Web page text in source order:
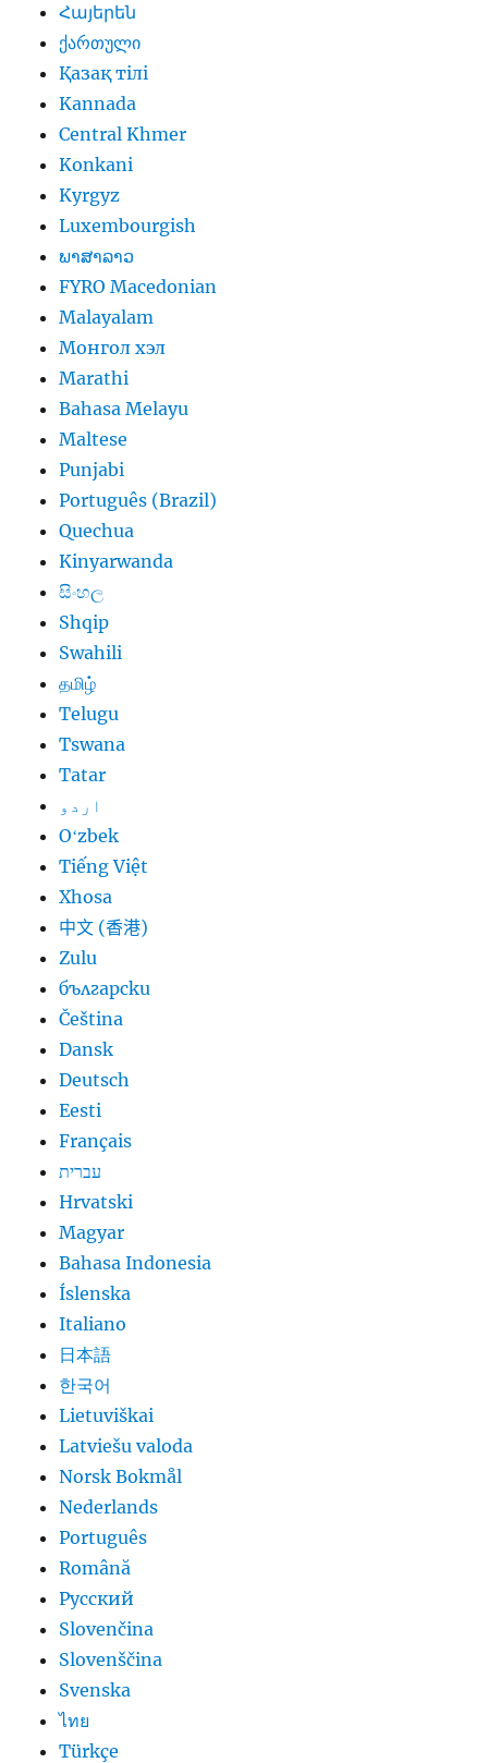
Հայերեն
ქართული
Қазақ тілі
Kannada
Central Khmer
Konkani
Kyrgyz
Luxembourgish
ພາສາລາວ
FYRO Macedonian
Malayalam
Монгол хэл
Marathi
Bahasa Melayu
Maltese
Punjabi
Português (Brazil)
Quechua
Kinyarwanda
සිංහල
Shqip
Swahili
தமிழ்
Telugu
Tswana
Tatar
اردو
Oʻzbek
Tiếng Việt
Xhosa
中文 (香港)
Zulu
български
Čeština
Dansk
Deutsch
Eesti
Français
עברית
Hrvatski
Magyar
Bahasa Indonesia
Íslenska
Italiano
日本語
한국어
Lietuviškai
Latviešu valoda
Norsk Bokmål
Nederlands
Português
Română
Русский
Slovenčina
Slovenščina
Svenska
ไทย
Türkçe